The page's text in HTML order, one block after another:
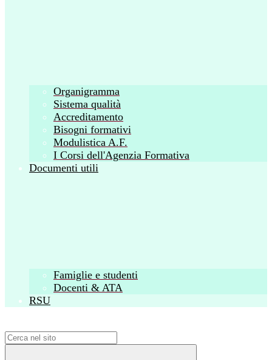
Organigramma
Sistema qualità
Accreditamento
Bisogni formativi
Modulistica A.F.
I Corsi dell'Agenzia Formativa
Documenti utili
Famiglie e studenti
Docenti & ATA
RSU